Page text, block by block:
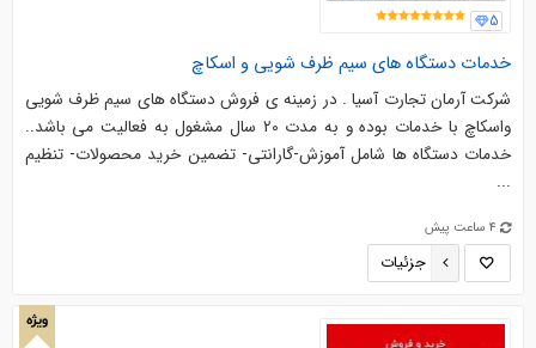
5
خدمات دستگاه های سیم ظرف شویی و اسکاچ
شرکت آرمان تجارت آسیا . در زمینه ی فروش دستگاه های سیم ظرف شویی
واسکاچ با خدمات بوده و به مدت 20 سال مشغول به فعالیت می باشد..
خدمات دستگاه ها شامل آموزش-گارانتی- تضمین خرید محصولات- تنظیم
...
4 ساعت پیش
جزئیات
ویژه